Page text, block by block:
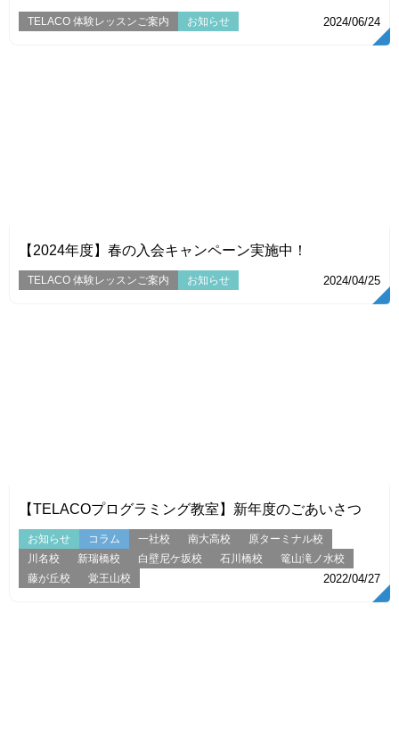
TELACO 体験レッスンご案内 お知らせ 2024/06/24
【2024年度】春の入会キャンペーン実施中！
TELACO 体験レッスンご案内 お知らせ 2024/04/25
【TELACOプログラミング教室】新年度のごあいさつ
お知らせ コラム 一社校 南大高校
原ターミナル校
川名校
新瑞橋校 白壁尼ケ坂校 石川橋校
篭山滝ノ水校
藤が丘校
覚王山校 2022/04/27